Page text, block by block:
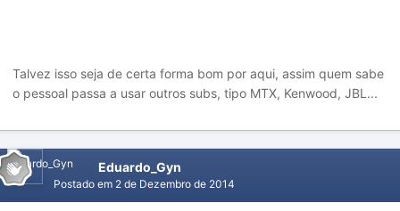
Talvez isso seja de certa forma bom por aqui, assim quem sabe
o pessoal passa a usar outros subs, tipo MTX, Kenwood, JBL...
Eduardo_Gyn
Postado em 2 de Dezembro de 2014